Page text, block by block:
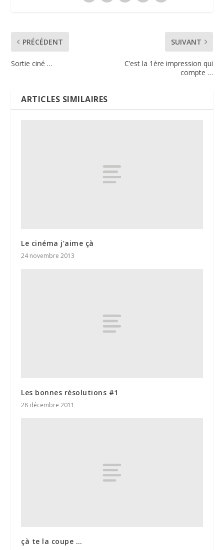
PRÉCÉDENT
Sortie ciné …
SUIVANT
C’est la 1ère impression qui
compte …
ARTICLES SIMILAIRES
Le cinéma j’aime çà
24 novembre 2013
Les bonnes résolutions #1
28 décembre 2011
çà te la coupe …